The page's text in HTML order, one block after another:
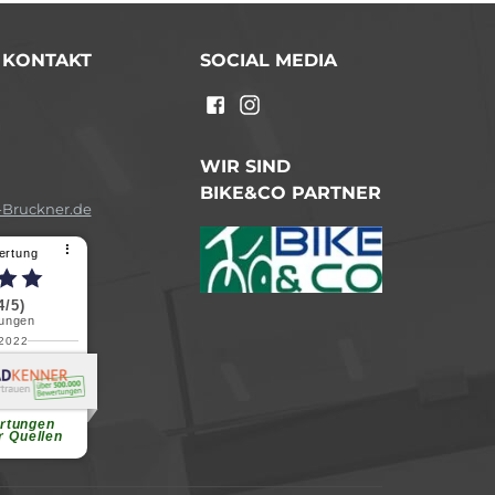
⠇
5)
Quellen
B.
SOCIAL MEDIA
WIR SIND
BIKE&CO PARTNER